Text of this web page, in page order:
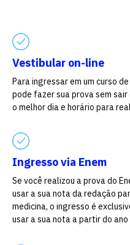
Vestibular on-line
Para ingressar em um curso
pode fazer sua prova sem
o melhor dia e horário para
Ingresso via Enem
Se você realizou a prova do
usar a sua nota da redação
medicina, o ingresso é
usar a sua nota a partir do ano
Escolha a
quer
vagas